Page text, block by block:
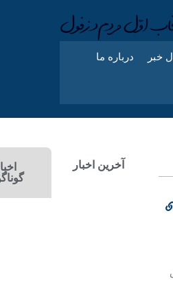
خبر درباره ما
آخرین اخبار